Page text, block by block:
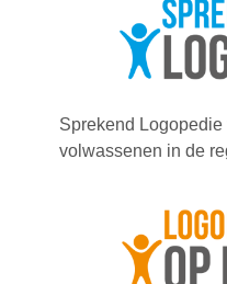
Sprekend
volwassenen in de